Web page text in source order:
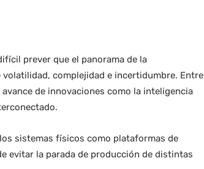
prever que el panorama de la
complejidad e incertidumbre. Entre
de innovaciones como la inteligencia
sistemas físicos como plataformas de
evitar la parada de producción de distintas